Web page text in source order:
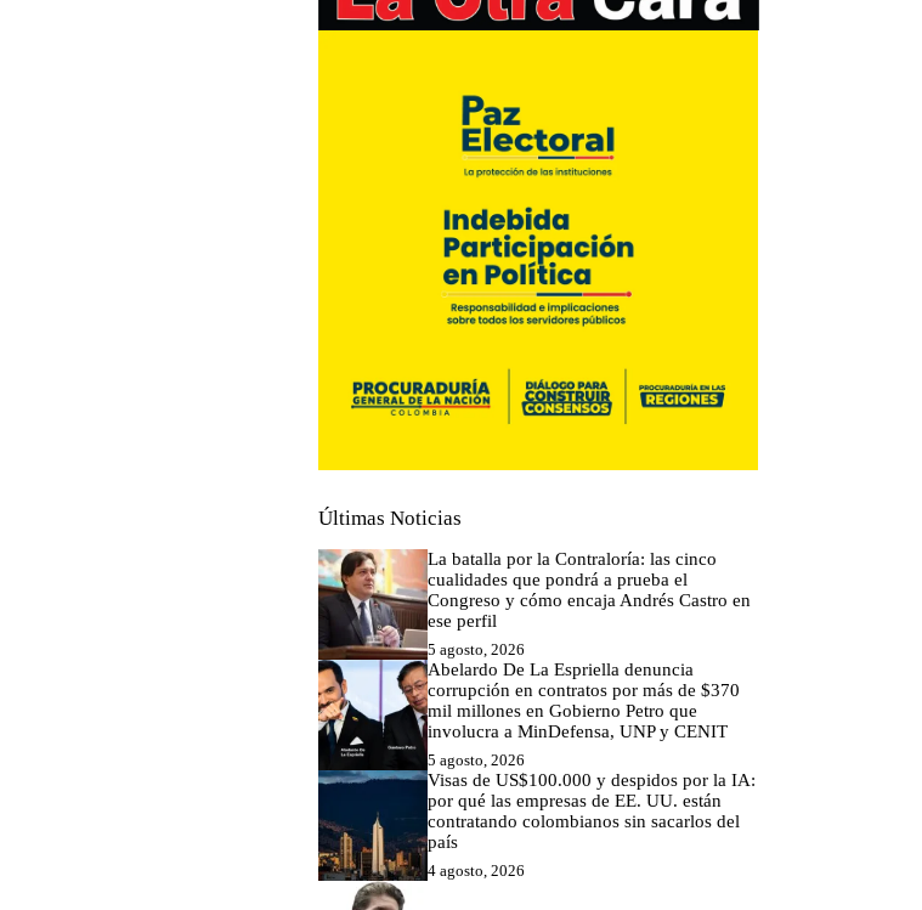
Últimas Noticias
La batalla por la Contraloría: las cinco
cualidades que pondrá a prueba el
Congreso y cómo encaja Andrés Castro en
ese perfil
5 agosto, 2026
Abelardo De La Espriella denuncia
corrupción en contratos por más de $370
mil millones en Gobierno Petro que
involucra a MinDefensa, UNP y CENIT
5 agosto, 2026
Visas de US$100.000 y despidos por la IA:
por qué las empresas de EE. UU. están
contratando colombianos sin sacarlos del
país
4 agosto, 2026